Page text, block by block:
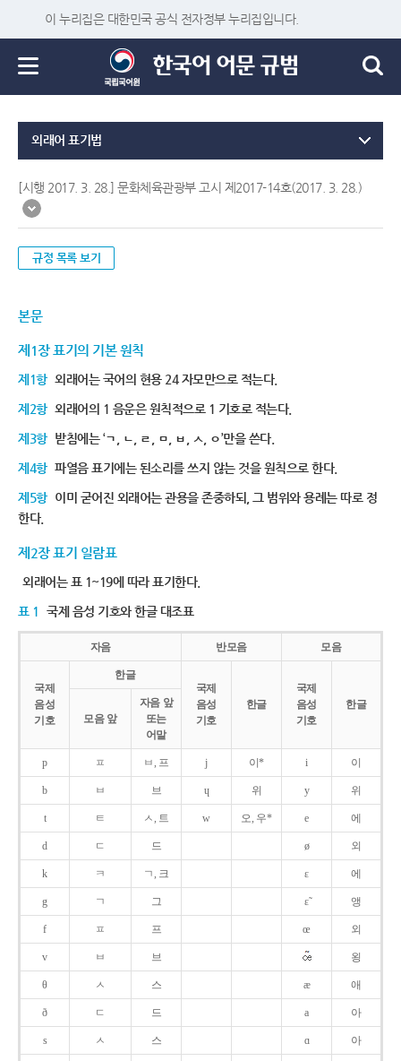
이 누리집은 대한민국 공식 전자정부 누리집입니다.
외래어 표기법
[시행 2017. 3. 28.] 문화체육관광부 고시 제2017-14호(2017. 3. 28.)
규정 목록 보기
본문
제1장 표기의 기본 원칙
제1항 외래어는 국어의 현용 24 자모만으로 적는다.
제2항 외래어의 1 음운은 원칙적으로 1 기호로 적는다.
제3항 받침에는 ‘ㄱ, ㄴ, ㄹ, ㅁ, ㅂ, ㅅ, ㅇ’만을 쓴다.
제4항 파열음 표기에는 된소리를 쓰지 않는 것을 원칙으로 한다.
제5항 이미 굳어진 외래어는 관용을 존중하되, 그 범위와 용례는 따로 정
한다.
제2장 표기 일람표
외래어는 표 1~19에 따라 표기한다.
표 1 국제 음성 기호와 한글 대조표
자음 반모음 모음
국제
음성
기호
한글
국제
음성
기호
한글
국제
음성
기호
한글
모음 앞
자음 앞
또는
어말
p ㅍ ㅂ, 프 j 이* i 이
b ㅂ 브 ɥ 위 y 위
t ㅌ ㅅ, 트 w 오, 우* e 에
d ㄷ 드 ø 외
k ㅋ ㄱ, 크 ɛ 에
g ㄱ 그 ɛ̃ 앵
f ㅍ 프 œ 외
v ㅂ 브 욍
θ ㅅ 스 æ 애
ð ㄷ 드 a 아
s ㅅ 스 ɑ 아